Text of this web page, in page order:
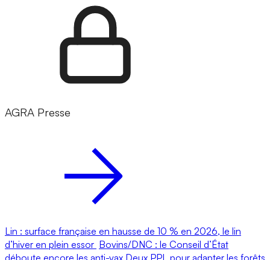
AGRA Presse
Lin : surface française en hausse de 10 % en 2026, le lin
d’hiver en plein essor Bovins/DNC : le Conseil d’État
déboute encore les anti-vax Deux PPL pour adapter les forêts